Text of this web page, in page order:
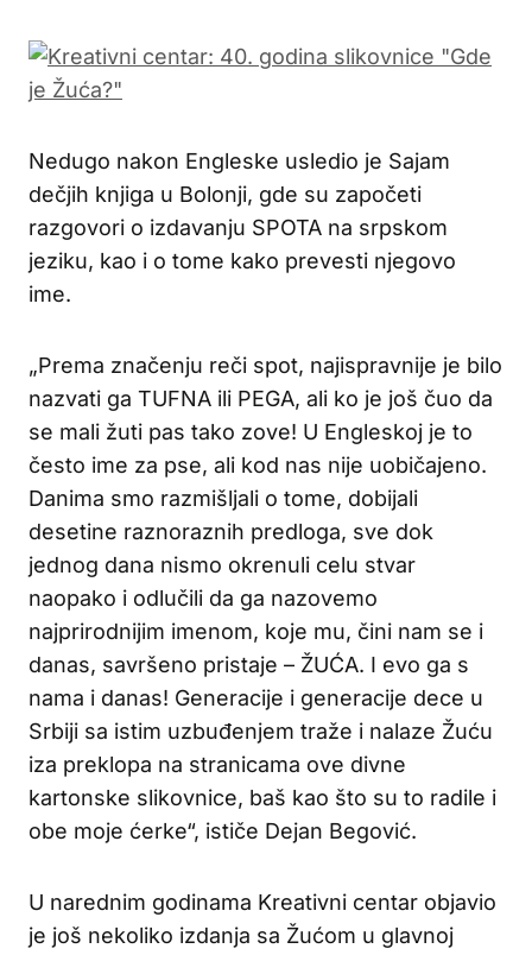
Nedugo nakon Engleske usledio je Sajam
dečjih knjiga u Bolonji, gde su započeti
razgovori o izdavanju SPOTA na srpskom
jeziku, kao i o tome kako prevesti njegovo
ime.
„Prema značenju reči spot, najispravnije je bilo
nazvati ga TUFNA ili PEGA, ali ko je još čuo da
se mali žuti pas tako zove! U Engleskoj je to
često ime za pse, ali kod nas nije uobičajeno.
Danima smo razmišljali o tome, dobijali
desetine raznoraznih predloga, sve dok
jednog dana nismo okrenuli celu stvar
naopako i odlučili da ga nazovemo
najprirodnijim imenom, koje mu, čini nam se i
danas, savršeno pristaje – ŽUĆA. I evo ga s
nama i danas! Generacije i generacije dece u
Srbiji sa istim uzbuđenjem traže i nalaze Žuću
iza preklopa na stranicama ove divne
kartonske slikovnice, baš kao što su to radile i
obe moje ćerke“, ističe Dejan Begović.
U narednim godinama Kreativni centar objavio
je još nekoliko izdanja sa Žućom u glavnoj